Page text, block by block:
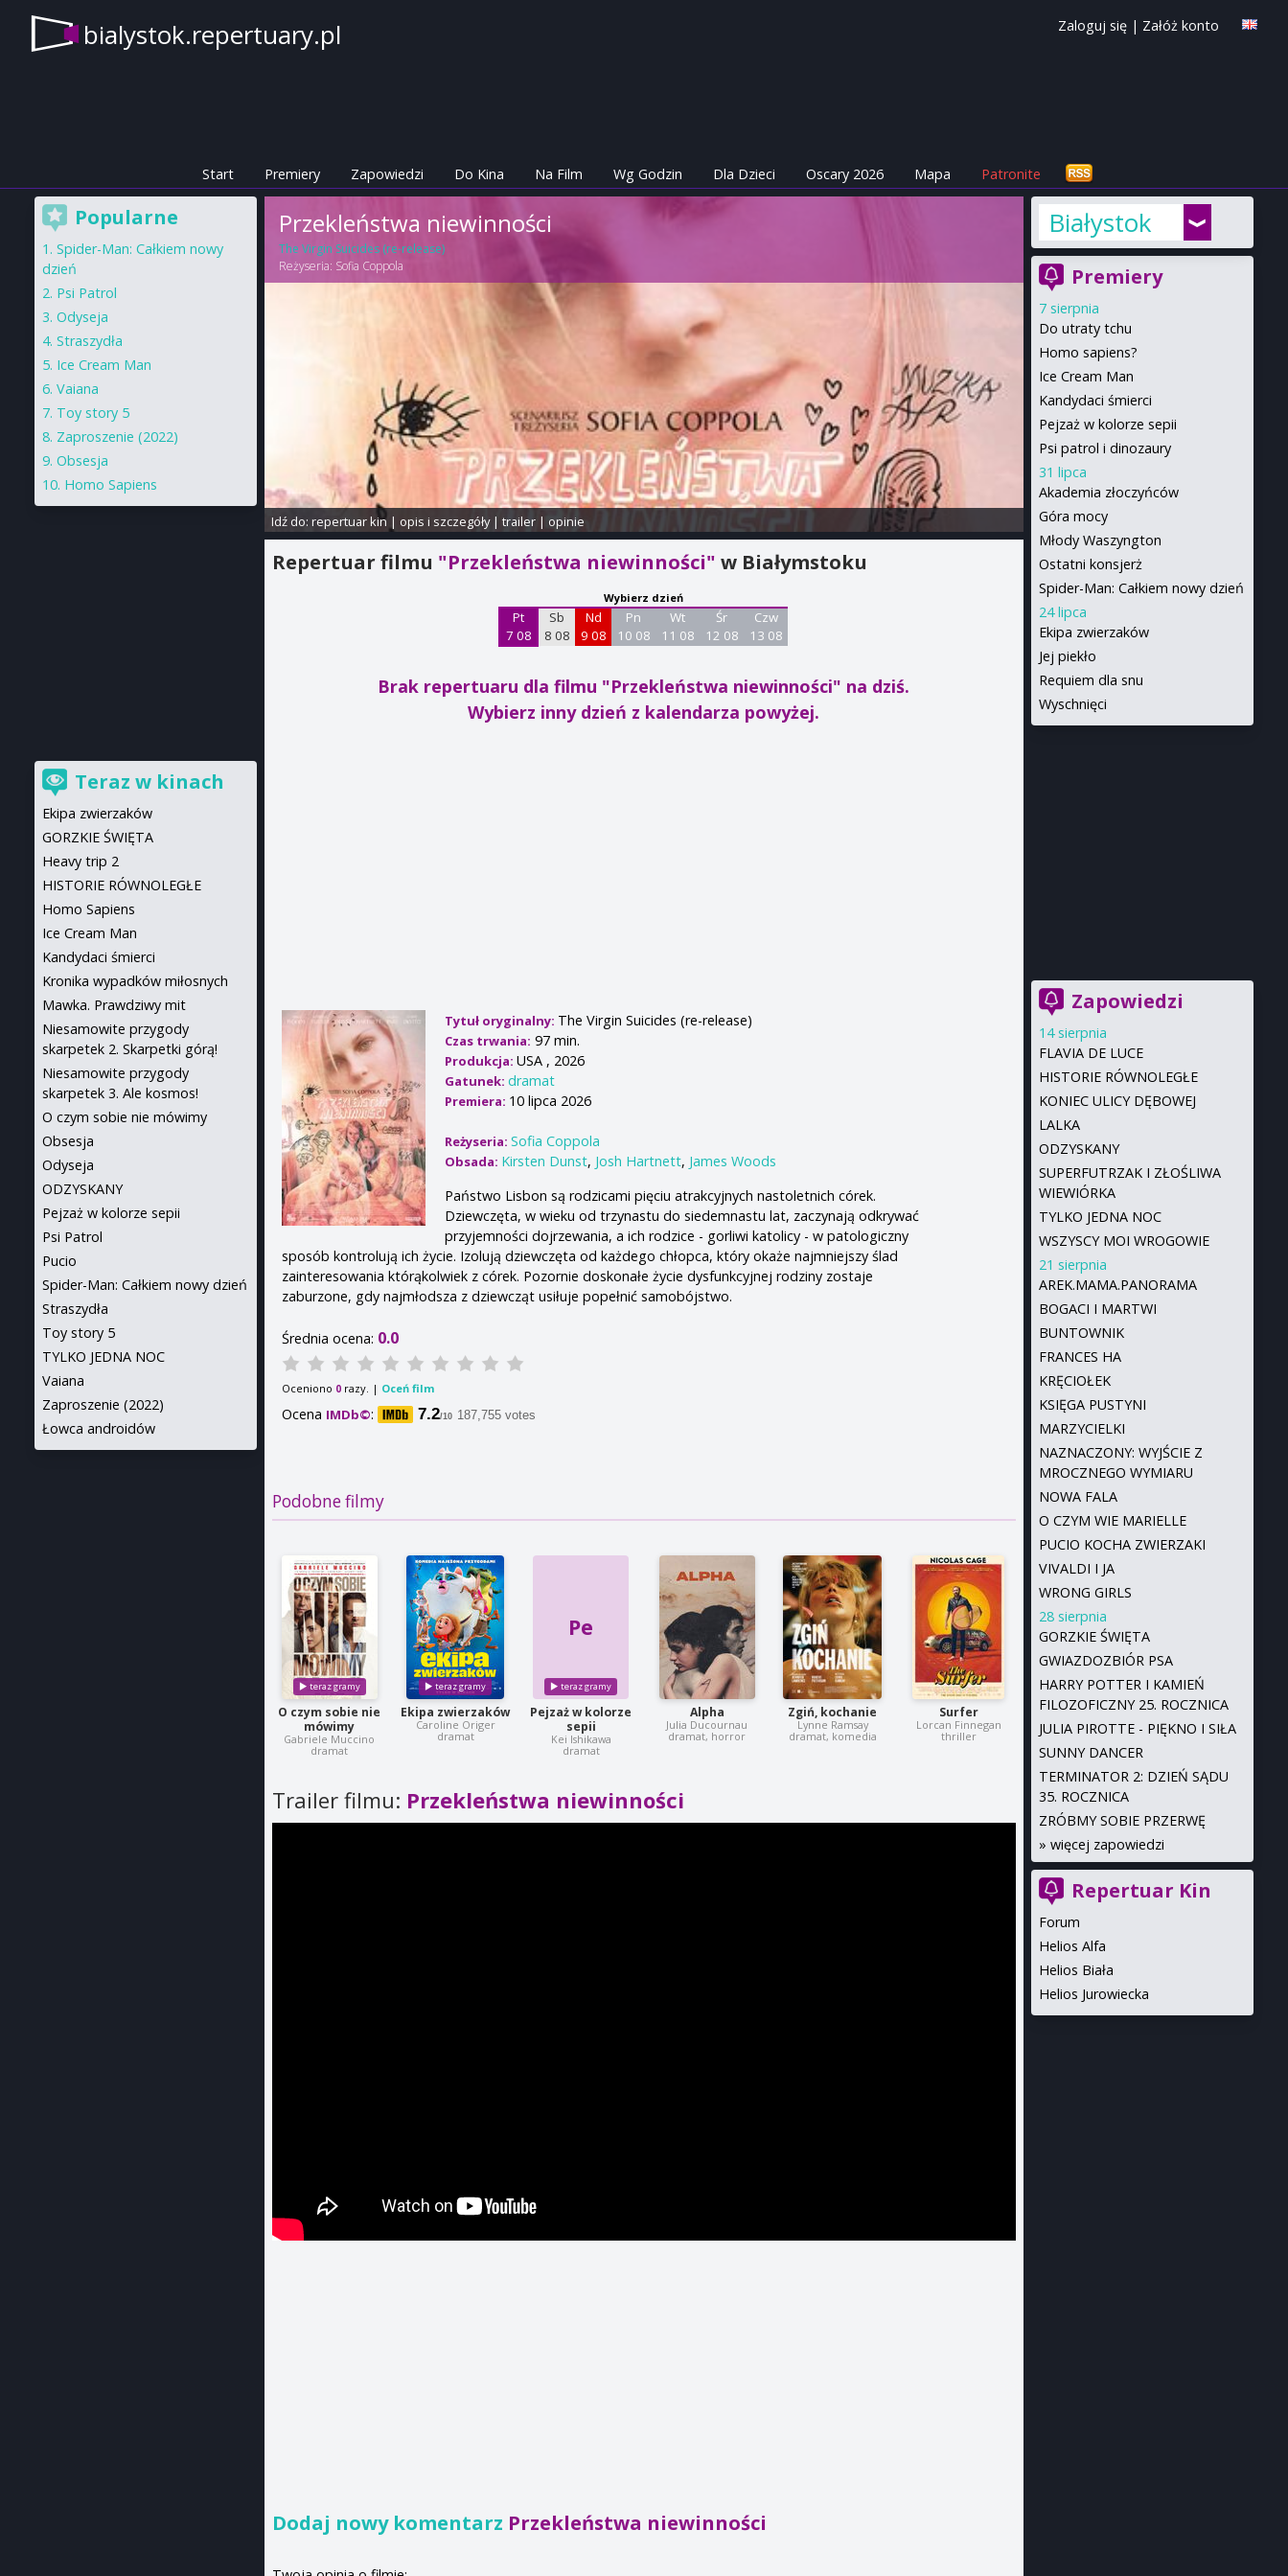
bialystok.repertuary.pl Zaloguj się | Załóż konto
Start Premiery Zapowiedzi Do Kina Na Film Wg Godzin Dla Dzieci Oscary 2026 Mapa Patronite
Przekleństwa niewinności
The Virgin Suicides (re-release)
Reżyseria: Sofia Coppola
Idź do: repertuar kin| opis i szczegóły| trailer| opinie
Repertuar filmu "Przekleństwa niewinności"w Białymstoku
Wybierz dzień
Pt
7 08
Sb
8 08
Nd
9 08
Pn
10 08
Wt
11 08
Śr
12 08
Czw
13 08
Brak repertuaru dla filmu "Przekleństwa niewinności" na dziś.
Wybierz inny dzień z kalendarza powyżej.
Tytuł oryginalny: The Virgin Suicides (re-release)
Czas trwania: 97 min.
Produkcja:USA , 2026
Gatunek:dramat
Premiera: 10 lipca 2026
Reżyseria:Sofia Coppola
Obsada: Kirsten Dunst, Josh Hartnett, James Woods
Państwo Lisbon są rodzicami pięciu atrakcyjnych nastoletnich córek.
Dziewczęta, w wieku od trzynastu do siedemnastu lat, zaczynają odkrywać
przyjemności dojrzewania, a ich rodzice - gorliwi katolicy - w patologiczny
sposób kontrolują ich życie. Izolują dziewczęta od każdego chłopca, który okaże najmniejszy ślad
zainteresowania którąkolwiek z córek. Pozornie doskonałe życie dysfunkcyjnej rodziny zostaje
zaburzone, gdy najmłodsza z dziewcząt usiłuje popełnić samobójstwo.
Średnia ocena: 0.0
Oceniono 0 razy. | Oceń film
Ocena IMDb©: 7.2/10 187,755 votes
Podobne filmy
O czym sobie nie
mówimy
Gabriele Muccino
dramat
Ekipa zwierzaków
Caroline Origer
dramat
Pe
Pejzaż w kolorze
sepii
Kei Ishikawa
dramat
Alpha
Julia Ducournau
dramat, horror
Zgiń, kochanie
Lynne Ramsay
dramat, komedia
Surfer
Lorcan Finnegan
thriller
Trailer filmu: Przekleństwa niewinności
Dodaj nowy komentarz Przekleństwa niewinności
Białystok
Premiery
7 sierpnia
Do utraty tchu
Homo sapiens?
Ice Cream Man
Kandydaci śmierci
Pejzaż w kolorze sepii
Psi patrol i dinozaury
31 lipca
Akademia złoczyńców
Góra mocy
Młody Waszyngton
Ostatni konsjerż
Spider-Man: Całkiem nowy dzień
24 lipca
Ekipa zwierzaków
Jej piekło
Requiem dla snu
Wyschnięci
Zapowiedzi
14 sierpnia
FLAVIA DE LUCE
HISTORIE RÓWNOLEGŁE
KONIEC ULICY DĘBOWEJ
LALKA
ODZYSKANY
SUPERFUTRZAK I ZŁOŚLIWA
WIEWIÓRKA
TYLKO JEDNA NOC
WSZYSCY MOI WROGOWIE
21 sierpnia
AREK.MAMA.PANORAMA
BOGACI I MARTWI
BUNTOWNIK
FRANCES HA
KRĘCIOŁEK
KSIĘGA PUSTYNI
MARZYCIELKI
NAZNACZONY: WYJŚCIE Z
MROCZNEGO WYMIARU
NOWA FALA
O CZYM WIE MARIELLE
PUCIO KOCHA ZWIERZAKI
VIVALDI I JA
WRONG GIRLS
28 sierpnia
GORZKIE ŚWIĘTA
GWIAZDOZBIÓR PSA
HARRY POTTER I KAMIEŃ
FILOZOFICZNY 25. ROCZNICA
JULIA PIROTTE - PIĘKNO I SIŁA
SUNNY DANCER
TERMINATOR 2: DZIEŃ SĄDU
35. ROCZNICA
ZRÓBMY SOBIE PRZERWĘ
» więcej zapowiedzi
Repertuar Kin
Forum
Helios Alfa
Helios Biała
Helios Jurowiecka
Popularne
Spider-Man: Całkiem nowy
dzień
Psi Patrol
Odyseja
Straszydła
Ice Cream Man
Vaiana
Toy story 5
Zaproszenie (2022)
Obsesja
Homo Sapiens
Teraz w kinach
Ekipa zwierzaków
GORZKIE ŚWIĘTA
Heavy trip 2
HISTORIE RÓWNOLEGŁE
Homo Sapiens
Ice Cream Man
Kandydaci śmierci
Kronika wypadków miłosnych
Mawka. Prawdziwy mit
Niesamowite przygody
skarpetek 2. Skarpetki górą!
Niesamowite przygody
skarpetek 3. Ale kosmos!
O czym sobie nie mówimy
Obsesja
Odyseja
ODZYSKANY
Pejzaż w kolorze sepii
Psi Patrol
Pucio
Spider-Man: Całkiem nowy dzień
Straszydła
Toy story 5
TYLKO JEDNA NOC
Vaiana
Zaproszenie (2022)
Łowca androidów